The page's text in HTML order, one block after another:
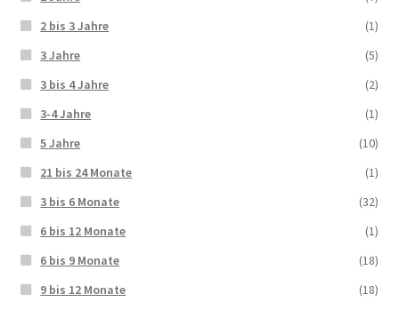
2 bis 3 Jahre
(1)
3 Jahre
(5)
3 bis 4 Jahre
(2)
3-4 Jahre
(1)
5 Jahre
(10)
21 bis 24 Monate
(1)
3 bis 6 Monate
(32)
6 bis 12 Monate
(1)
6 bis 9 Monate
(18)
9 bis 12 Monate
(18)